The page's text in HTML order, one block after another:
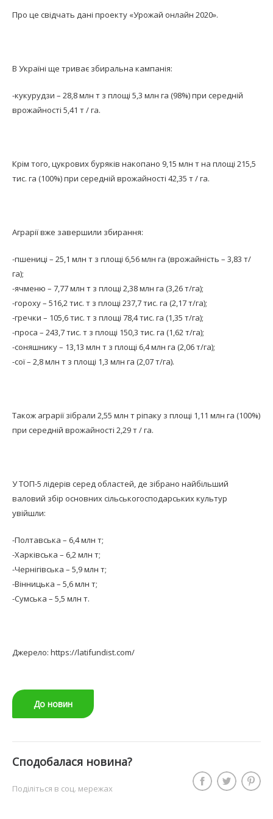
Про це свідчать дані проекту «Урожай онлайн 2020».
В Україні ще триває збиральна кампанія:
-кукурудзи – 28,8 млн т з площі 5,3 млн га (98%) при середній
врожайності 5,41 т / га.
Крім того, цукрових буряків накопано 9,15 млн т на площі 215,5
тис. га (100%) при середній врожайності 42,35 т / га.
Аграрії вже завершили збирання:
-пшениці – 25,1 млн т з площі 6,56 млн га (врожайність – 3,83 т/
га);
-ячменю – 7,77 млн ​​т з площі 2,38 млн га (3,26 т/га);
-гороху – 516,2 тис. т з площі 237,7 тис. га (2,17 т/га);
-гречки – 105,6 тис. т з площі 78,4 тис. га (1,35 т/га);
-проса – 243,7 тис. т з площі 150,3 тис. га (1,62 т/га);
-соняшнику – 13,13 млн т з площі 6,4 млн га (2,06 т/га);
-сої – 2,8 млн т з площі 1,3 млн га (2,07 т/га).
Також аграрії зібрали 2,55 млн т ріпаку з площі 1,11 млн га (100%)
при середній врожайності 2,29 т / га.
У ТОП-5 лідерів серед областей, де зібрано найбільший
валовий збір основних сільськогосподарських культур
увійшли:
-Полтавська – 6,4 млн т;
-Харківська – 6,2 млн т;
-Чернігівська – 5,9 млн т;
-Вінницька – 5,6 млн т;
-Сумська – 5,5 млн т.
Джерело: https://latifundist.com/
До новин
Сподобалася новина?
Поділіться в соц. мережах